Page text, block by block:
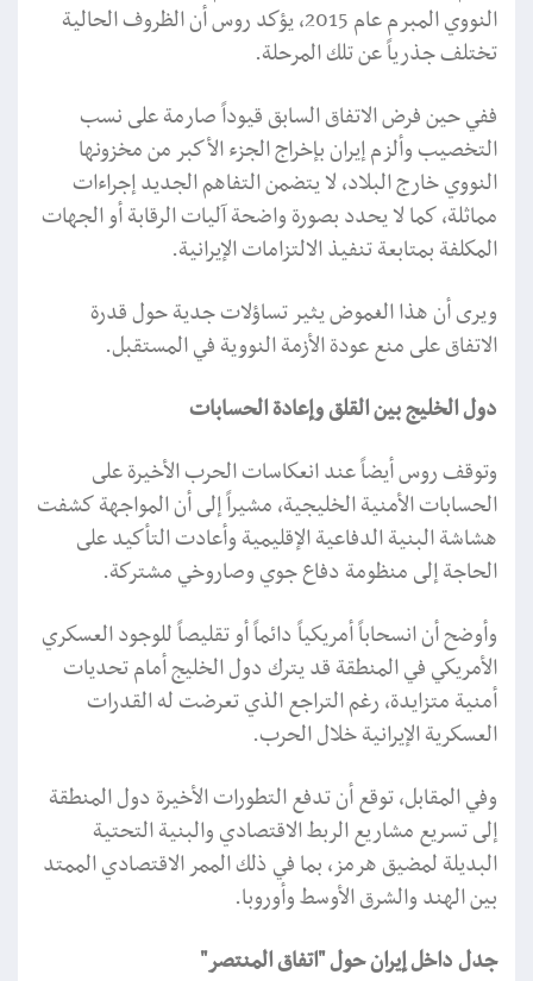
النووي المبرم عام 2015، يؤكد روس أن الظروف الحالية
تختلف جذرياً عن تلك المرحلة.
ففي حين فرض الاتفاق السابق قيوداً صارمة على نسب
التخصيب وألزم إيران بإخراج الجزء الأكبر من مخزونها
النووي خارج البلاد، لا يتضمن التفاهم الجديد إجراءات
مماثلة، كما لا يحدد بصورة واضحة آليات الرقابة أو الجهات
المكلفة بمتابعة تنفيذ الالتزامات الإيرانية.
ويرى أن هذا الغموض يثير تساؤلات جدية حول قدرة
الاتفاق على منع عودة الأزمة النووية في المستقبل.
دول الخليج بين القلق وإعادة الحسابات
وتوقف روس أيضاً عند انعكاسات الحرب الأخيرة على
الحسابات الأمنية الخليجية، مشيراً إلى أن المواجهة كشفت
هشاشة البنية الدفاعية الإقليمية وأعادت التأكيد على
الحاجة إلى منظومة دفاع جوي وصاروخي مشتركة.
وأوضح أن انسحاباً أمريكياً دائماً أو تقليصاً للوجود العسكري
الأمريكي في المنطقة قد يترك دول الخليج أمام تحديات
أمنية متزايدة، رغم التراجع الذي تعرضت له القدرات
العسكرية الإيرانية خلال الحرب.
وفي المقابل، توقع أن تدفع التطورات الأخيرة دول المنطقة
إلى تسريع مشاريع الربط الاقتصادي والبنية التحتية
البديلة لمضيق هرمز، بما في ذلك الممر الاقتصادي الممتد
بين الهند والشرق الأوسط وأوروبا.
جدل داخل إيران حول "اتفاق المنتصر"